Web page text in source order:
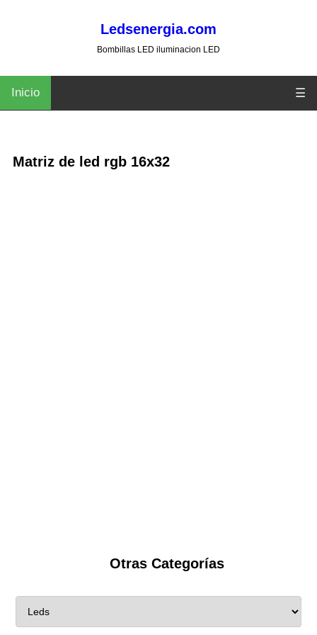
Ledsenergia.com
Bombillas LED iluminacion LED
Inicio ☰
Matriz de led rgb 16x32
Otras Categorías